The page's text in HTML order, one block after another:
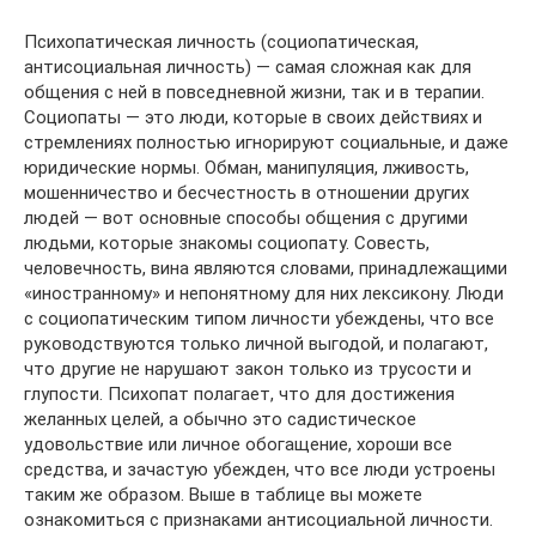
Психопатическая личность (социопатическая,
антисоциальная личность) — самая сложная как для
общения с ней в повседневной жизни, так и в терапии.
Социопаты — это люди, которые в своих действиях и
стремлениях полностью игнорируют социальные, и даже
юридические нормы. Обман, манипуляция, лживость,
мошенничество и бесчестность в отношении других
людей — вот основные способы общения с другими
людьми, которые знакомы социопату. Совесть,
человечность, вина являются словами, принадлежащими
«иностранному» и непонятному для них лексикону. Люди
с социопатическим типом личности убеждены, что все
руководствуются только личной выгодой, и полагают,
что другие не нарушают закон только из трусости и
глупости. Психопат полагает, что для достижения
желанных целей, а обычно это садистическое
удовольствие или личное обогащение, хороши все
средства, и зачастую убежден, что все люди устроены
таким же образом. Выше в таблице вы можете
ознакомиться с признаками антисоциальной личности.